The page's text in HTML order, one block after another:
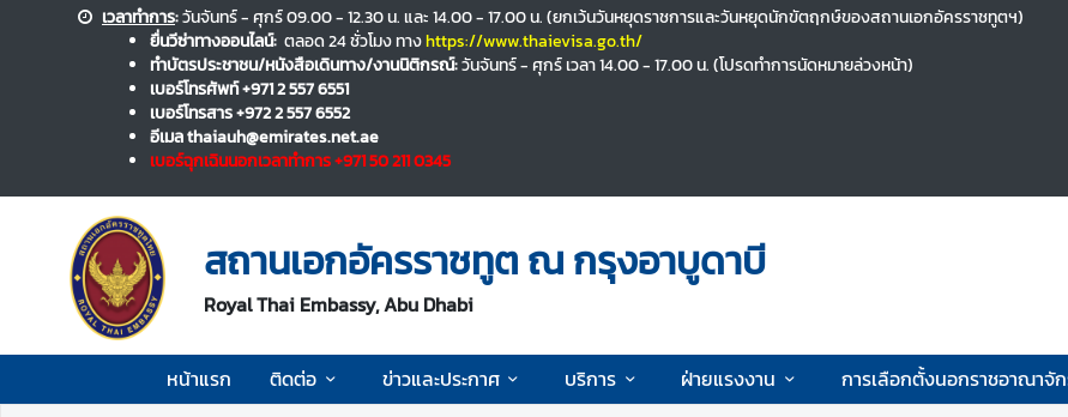
เวลาทำการ:วันจันทร์ - ศุกร์ 09.00 - 12.30 น. และ 14.00 - 17.00 น. (ยกเว้นวันหยุดราชการและวันหยุดนักขัตฤกษ์ของสถานเอกอัครราชทูตฯ)
ยื่นวีซ่าทางออนไลน์: ตลอด 24 ชั่วโมง ทางhttps://www.thaievisa.go.th/
ทำบัตรประชาชน/หนังสือเดินทาง/งานนิติกรณ์:วันจันทร์ - ศุกร์ เวลา 14.00 - 17.00 น. (โปรดทำการนัดหมายล่วงหน้า)
เบอร์โทรศัพท์ +971 2 557 6551
เบอร์โทรสาร +972 2 557 6552
อีเมล thaiauh@emirates.net.ae
เบอร์ฉุกเฉินนอกเวลาทำการ +971 50 211 0345
สถานเอกอัครราชทูต ณ กรุงอาบูดาบี
Royal Thai Embassy, Abu Dhabi
หน้าแรก ติดต่อ ข่าวและประกาศ บริการ ฝ่ายแรงงาน การเลือกตั้งนอกราชอาณาจั
ร
อ